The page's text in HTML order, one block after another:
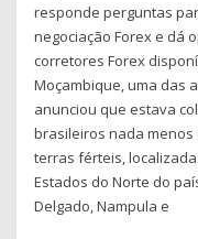
responde perguntas
negociação Forex e dá
corretores Forex
Moçambique, uma das
anunciou que estava
brasileiros nada
terras férteis,
Estados do Norte do
Delgado, Nampula e